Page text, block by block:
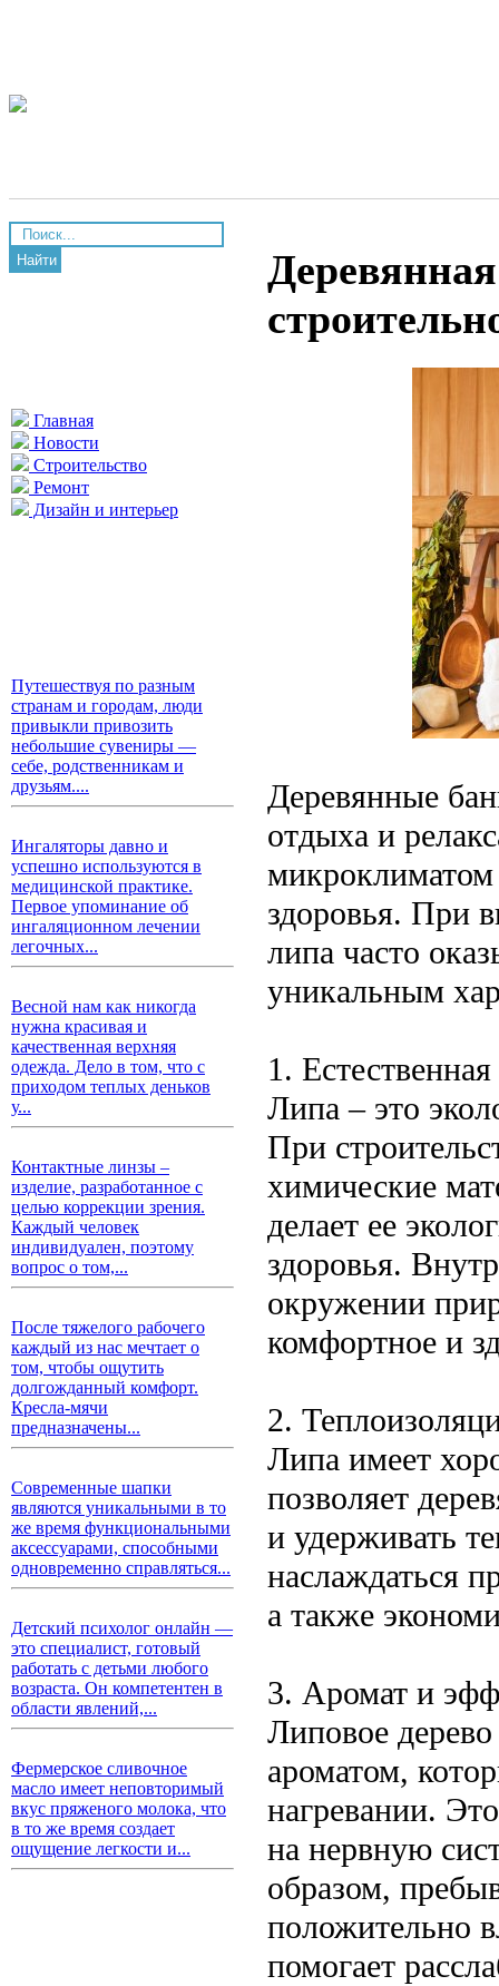
Найти
Главная
Новости
Строительство
Ремонт
Дизайн и интерьер
Путешествуя по разным
странам и городам, люди
привыкли привозить
небольшие сувениры —
себе, родственникам и
друзьям....
Ингаляторы давно и
успешно используются в
медицинской практике.
Первое упоминание об
ингаляционном лечении
легочных...
Весной нам как никогда
нужна красивая и
качественная верхняя
одежда. Дело в том, что с
приходом теплых деньков
у...
Контактные линзы –
изделие, разработанное с
целью коррекции зрения.
Каждый человек
индивидуален, поэтому
вопрос о том,...
После тяжелого рабочего
каждый из нас мечтает о
том, чтобы ощутить
долгожданный комфорт.
Кресла-мячи
предназначены...
Современные шапки
являются уникальными в то
же время функциональными
аксессуарами, способными
одновременно справляться...
Детский психолог онлайн —
это специалист, готовый
работать с детьми любого
возраста. Он компетентен в
области явлений,...
Фермерское сливочное
масло имеет неповторимый
вкус пряженого молока, что
в то же время создает
ощущение легкости и...
Деревянные
отдыха и
здоровья. При
липа часто
уникальным
1.
Липа – это
При
химические
делает ее
здоровья.
окружении
комфортное и
2.
Липа имеет
позволяет
и удерживать
наслаждаться
а также
3. Аромат и
Липовое
ароматом,
нагревании.
на нервную
образом,
положительно
помогает